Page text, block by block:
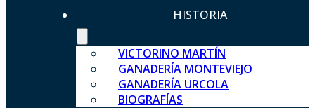
HISTORIA
VICTORINO MARTÍN
GANADERÍA MONTEVIEJO
GANADERÍA URCOLA
BIOGRAFÍAS